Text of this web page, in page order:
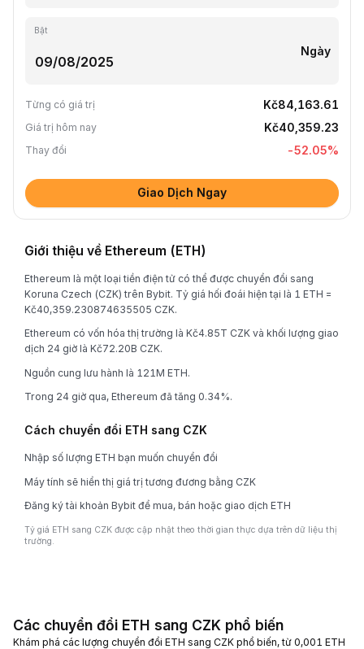
Bật
Ngày
Từng có giá trị Kč84,163.61
Giá trị hôm nay Kč40,359.23
Thay đổi -52.05%
Giao Dịch Ngay
Giới thiệu về Ethereum (ETH)
Ethereum là một loại tiền điện tử có thể được chuyển đổi sang
Koruna Czech (CZK) trên Bybit. Tỷ giá hối đoái hiện tại là 1 ETH =
Kč40,359.230874635505 CZK.
Ethereum có vốn hóa thị trường là Kč4.85T CZK và khối lượng giao
dịch 24 giờ là Kč72.20B CZK.
Nguồn cung lưu hành là 121M ETH.
Trong 24 giờ qua, Ethereum đã tăng 0.34%.
Cách chuyển đổi ETH sang CZK
Nhập số lượng ETH bạn muốn chuyển đổi
Máy tính sẽ hiển thị giá trị tương đương bằng CZK
Đăng ký tài khoản Bybit để mua, bán hoặc giao dịch ETH
Tỷ giá ETH sang CZK được cập nhật theo thời gian thực dựa trên dữ liệu thị
trường.
Các chuyển đổi ETH sang CZK phổ biến
Khám phá các lượng chuyển đổi ETH sang CZK phổ biến, từ 0,001 ETH